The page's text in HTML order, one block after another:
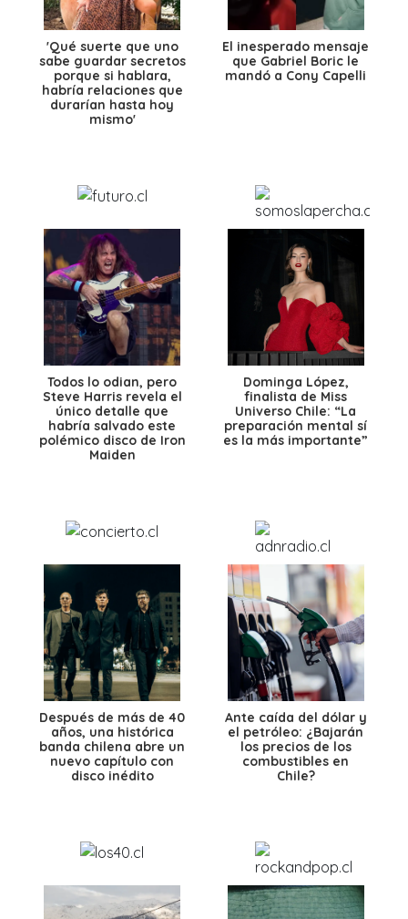
'Qué suerte que uno
sabe guardar secretos
porque si hablara,
habría relaciones que
durarían hasta hoy
mismo'
El inesperado mensaje
que Gabriel Boric le
mandó a Cony Capelli
Todos lo odian, pero
Steve Harris revela el
único detalle que
habría salvado este
polémico disco de Iron
Maiden
Dominga López,
finalista de Miss
Universo Chile: “La
preparación mental sí
es la más importante”
Después de más de 40
años, una histórica
banda chilena abre un
nuevo capítulo con
disco inédito
Ante caída del dólar y
el petróleo: ¿Bajarán
los precios de los
combustibles en
Chile?